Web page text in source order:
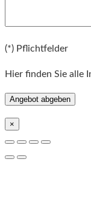
(*) Pflichtfelder
Hier finden Sie alle
×